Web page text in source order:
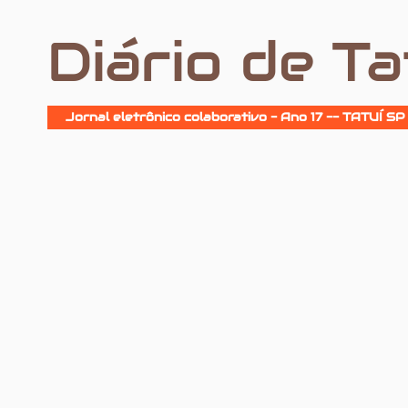
Diário de
Jornal eletrônico colaborativo - Ano 17 -- TATUÍ SP